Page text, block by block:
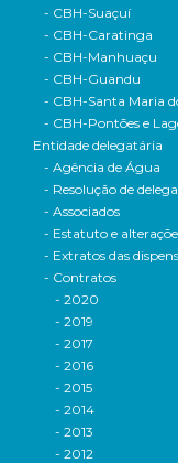
- CBH-Suaçuí
- CBH-Caratinga
- CBH-Manhuaçu
- CBH-Guandu
- CBH-Santa Maria
- CBH-Pontões e
Entidade delegatária
- Agência de Água
- Resolução de
- Associados
- Estatuto e
- Extratos das
- Contratos
- 2020
- 2019
- 2017
- 2016
- 2015
- 2014
- 2013
- 2012